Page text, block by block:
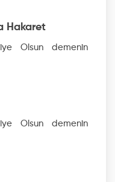
Hakaret
Olsundemenin
Olsundemenin